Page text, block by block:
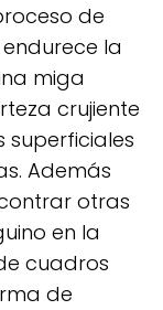
de
la
miga
crujiente
Además
otras
en la
cuadros
de